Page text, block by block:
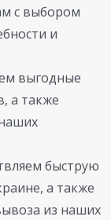
с выбором
и
выгодные
а также
быструю
а также
из наших